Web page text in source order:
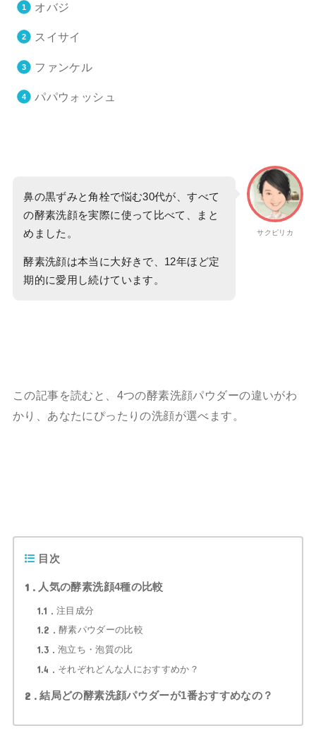
オバジ
スイサイ
ファンケル
パパウォッシュ
サクピリカ
鼻の黒ずみと角栓で悩む30代が、すべて
の酵素洗顔を実際に使って比べて、まと
めました。
酵素洗顔は本当に大好きで、12年ほど定
期的に愛用し続けています。
この記事を読むと、4つの酵素洗顔パウダーの違いがわ
かり、あなたにぴったりの洗顔が選べます。
目次
1 人気の酵素洗顔4種の比較
1.1 注目成分
1.2 酵素パウダーの比較
1.3 泡立ち・泡質の比
1.4 それぞれどんな人におすすめか？
2 結局どの酵素洗顔パウダーが1番おすすめなの？